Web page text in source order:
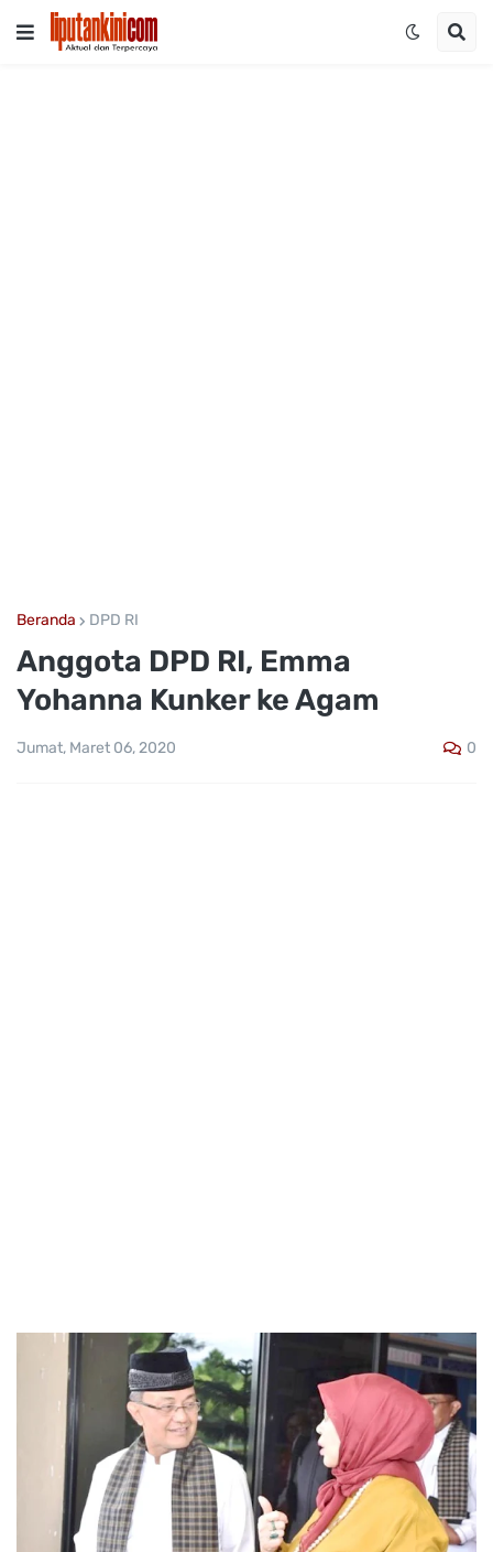
Beranda DPD RI
Anggota DPD RI, Emma
Yohanna Kunker ke Agam
Jumat, Maret 06, 2020 0